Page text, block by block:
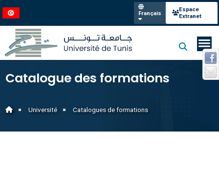
Français
Espace
Extranet
Catalogue des formations
Université Catalogues de formations